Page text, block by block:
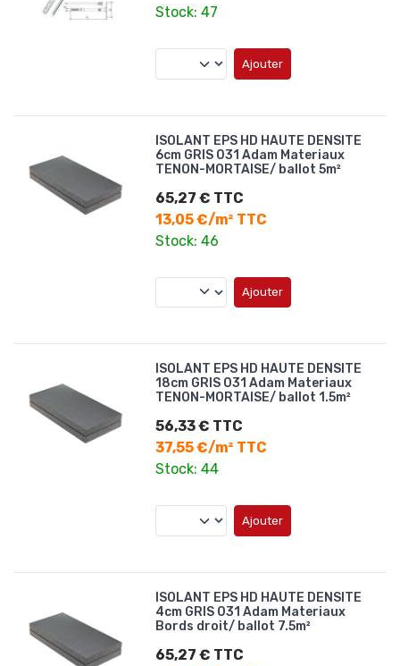
Stock: 47
Ajouter
ISOLANT EPS HD HAUTE DENSITE
6cm GRIS 031 Adam Materiaux
TENON-MORTAISE/ ballot 5m²
65,27 € TTC
13,05 €/m² TTC
Stock: 46
Ajouter
ISOLANT EPS HD HAUTE DENSITE
18cm GRIS 031 Adam Materiaux
TENON-MORTAISE/ ballot 1.5m²
56,33 € TTC
37,55 €/m² TTC
Stock: 44
Ajouter
ISOLANT EPS HD HAUTE DENSITE
4cm GRIS 031 Adam Materiaux
Bords droit/ ballot 7.5m²
65,27 € TTC